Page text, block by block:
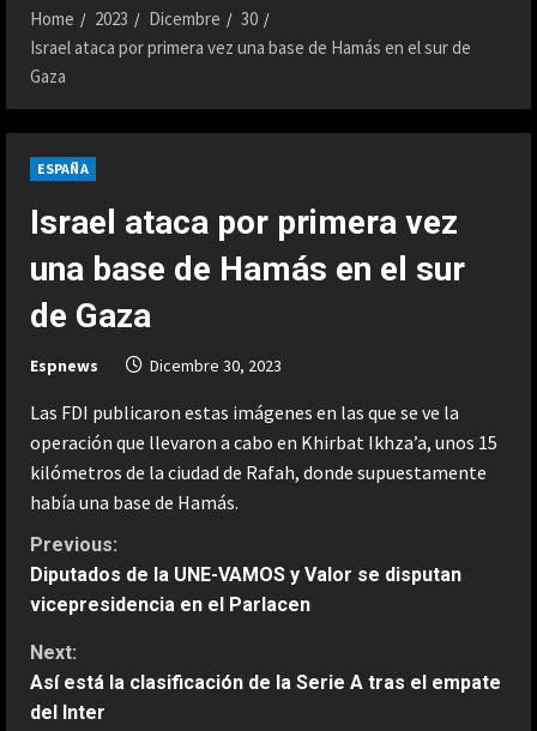
Home 2023 Dicembre
30
Israel ataca por primera vez una base de Hamás en el sur de
Gaza
ESPAÑA
Israel ataca por primera vez
una base de Hamás en el sur
de Gaza
Espnews Dicembre 30, 2023
Las FDI publicaron estas imágenes en las que se ve la
operación que llevaron a cabo en Khirbat Ikhza’a, unos 15
kilómetros de la ciudad de Rafah, donde supuestamente
había una base de Hamás.
C
o
n
t
Previous:
Diputados de la UNE-VAMOS y Valor se disputan
vicepresidencia en el Parlacen
Next:
Así está la clasificación de la Serie A tras el empate
del Inter